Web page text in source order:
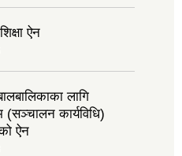
ऐन
लागि
(सञ्चालन कार्यविधि)
ऐन